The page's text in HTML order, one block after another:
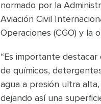
normado por la
Aviación Civil
Operaciones (CGO) y la
“Es importante
de químicos,
agua a presión ultra
dejando así una